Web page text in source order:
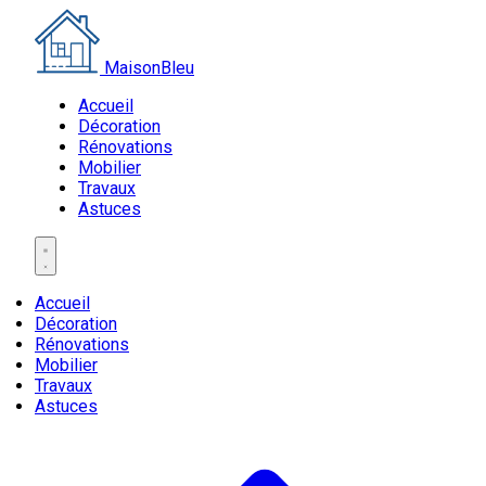
MaisonBleu
Accueil
Décoration
Rénovations
Mobilier
Travaux
Astuces
Accueil
Décoration
Rénovations
Mobilier
Travaux
Astuces